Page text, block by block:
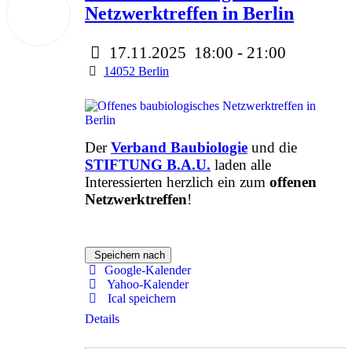
Netzwerktreffen in Berlin
17.11.2025 18:00 - 21:00
14052 Berlin
DerVerband Baubiologie und die
STIFTUNG B.A.U. laden alle
Interessierten herzlich ein zum offenen
Netzwerktreffen!
Speichern nach
Google-Kalender
Yahoo-Kalender
Ical speichern
Details